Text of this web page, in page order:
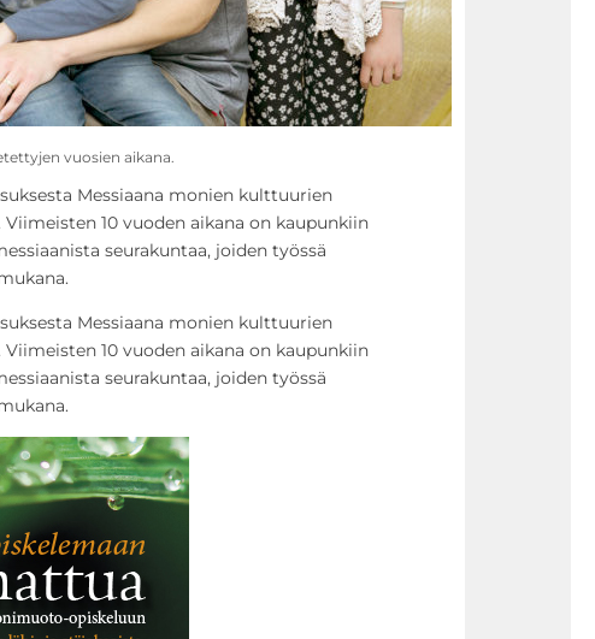
vuosien aikana.
Messiaana monien kulttuurien
Viimeisten 10 vuoden aikana on kaupunkiin
seurakuntaa, joiden työssä
Messiaana monien kulttuurien
Viimeisten 10 vuoden aikana on kaupunkiin
seurakuntaa, joiden työssä